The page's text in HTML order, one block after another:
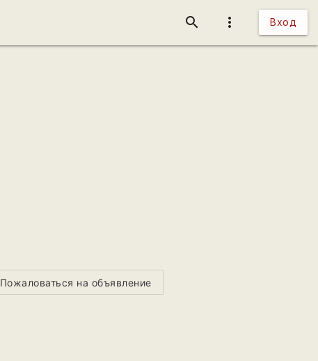
more_vert Вход
search
Пожаловаться на объявление